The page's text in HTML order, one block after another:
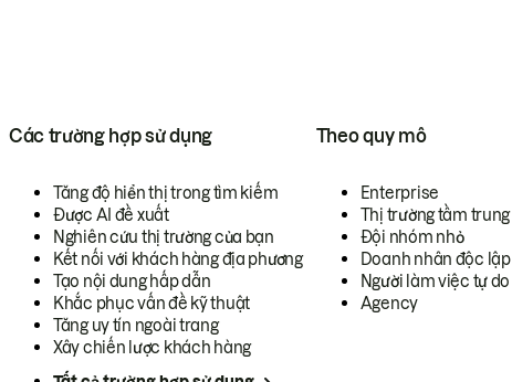
Các trường hợp sử dụng
Tăng độ hiển thị trong tìm kiếm
Được AI đề xuất
Nghiên cứu thị trường của bạn
Kết nối với khách hàng địa phương
Tạo nội dung hấp dẫn
Khắc phục vấn đề kỹ thuật
Tăng uy tín ngoài trang
Xây chiến lược khách hàng
Theo quy mô
Enterprise
Thị trường tầm trung
Đội nhóm nhỏ
Doanh nhân độc lập
Người làm việc tự do
Agency